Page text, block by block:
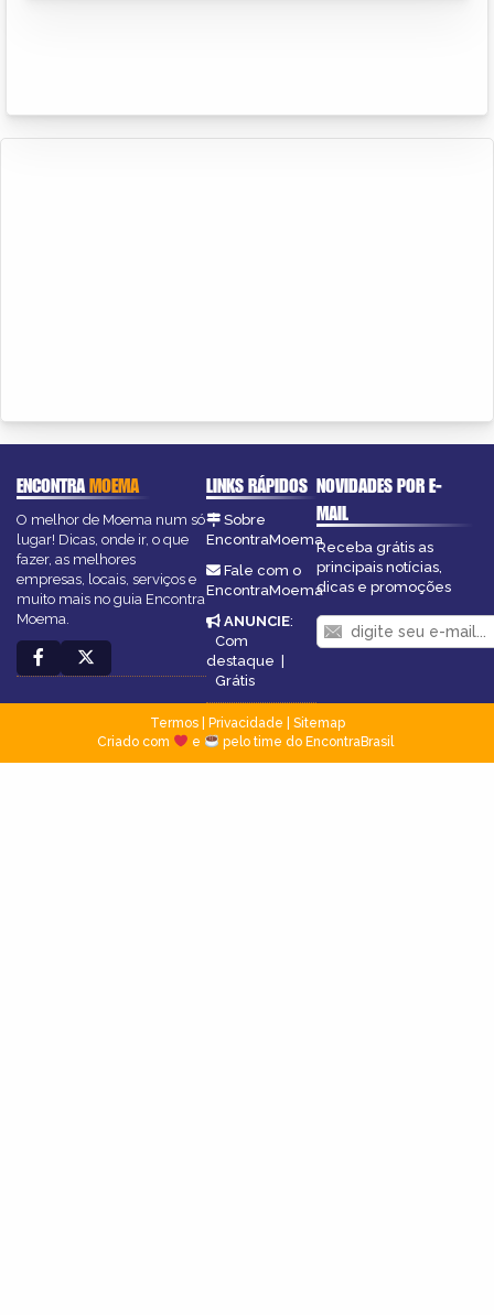
ENCONTRAMOEMA
O melhor de Moema num só
lugar! Dicas, onde ir, o que
fazer, as melhores
empresas, locais, serviços e
muito mais no guia Encontra
Moema.
LINKS RÁPIDOS
Sobre
EncontraMoema
Fale com o
EncontraMoema
ANUNCIE:
Com
destaque |
Grátis
NOVIDADES POR E-
MAIL
Receba grátis as
principais notícias,
dicas e promoções
Termos| Privacidade
Sitemap
Criado com
e pelo time do EncontraBrasil